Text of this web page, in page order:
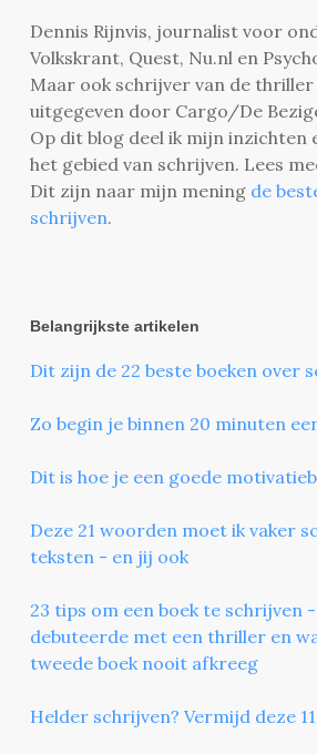
Dennis Rijnvis, journalist voor
Volkskrant, Quest, Nu.nl en
Maar ook schrijver van de thriller
uitgegeven door Cargo/De
Op dit blog deel ik mijn inzichten
het gebied van schrijven. Lees
Dit zijn naar mijn mening de
schrijven.
Belangrijkste artikelen
Dit zijn de 22 beste boeken over
Zo begin je binnen 20 minuten
Dit is hoe je een goede
Deze 21 woorden moet ik vaker
teksten - en jij ook
23 tips om een boek te schrijven
debuteerde met een thriller en
tweede boek nooit afkreeg
Helder schrijven? Vermijd deze